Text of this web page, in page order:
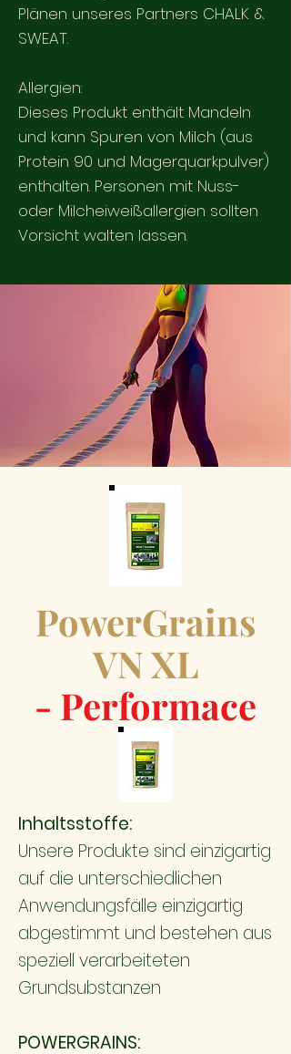
Plänen unseres Partners CHALK &
SWEAT.
Allergien:
Dieses Produkt enthält Mandeln
und kann Spuren von Milch (aus
Protein 90 und Magerquarkpulver)
enthalten. Personen mit Nuss-
oder Milcheiweißallergien sollten
Vorsicht walten lassen.
PowerGrains
VN XL
- Performace
Inhaltsstoffe:
Unsere Produkte sind einzigartig
auf die unterschiedlichen
Anwendungsfälle einzigartig
abgestimmt und bestehen aus
speziell verarbeiteten
Grundsubstanzen
POWERGRAINS: